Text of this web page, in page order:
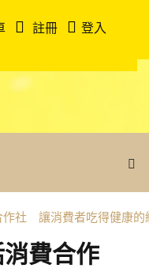
註冊 登入
作社 讓消費者吃得健康的
費合作